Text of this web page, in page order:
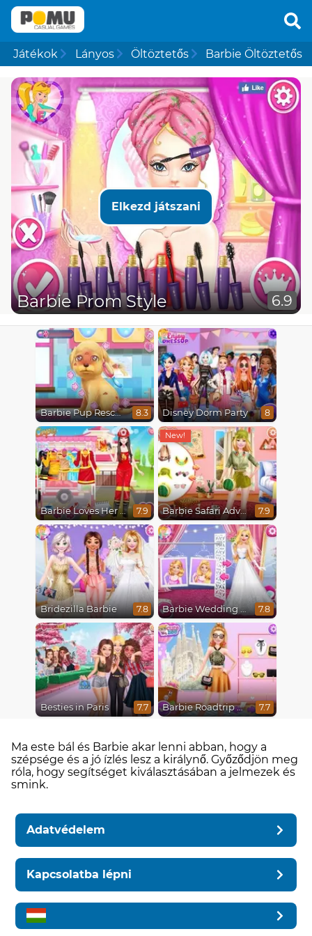
Játékok Lányos Öltöztetős Barbie Öltöztetős
Elkezd játszani
Barbie Prom Style 6.9
Barbie Pup Rescue 8.3 Disney Dorm Party 8
Barbie Loves Her Job 7.9 Barbie Safari Adventure 7.9
Bridezilla Barbie 7.8 Barbie Wedding Fun 7.8
Besties in Paris 7.7 Barbie Roadtrip Adventure 7.7
Ma este bál és Barbie akar lenni abban, hogy a
szépsége és a jó ízlés lesz a királynő. Győződjön meg
róla, hogy segítséget kiválasztásában a jelmezek és
smink.
Adatvédelem
Kapcsolatba lépni